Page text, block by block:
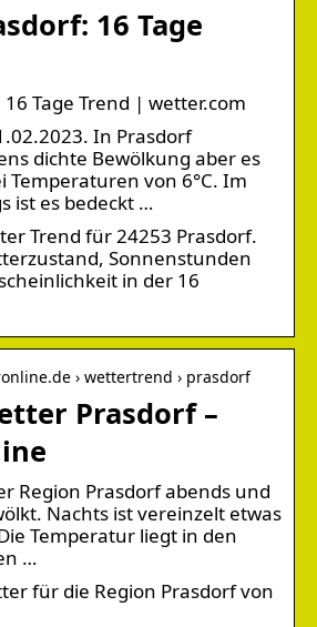
16 Tage
Tage Trend | wetter.com
In Prasdorf
dichte Bewölkung aber es
Temperaturen von 6°C. Im
ist es bedeckt …
Trend für 24253 Prasdorf.
Sonnenstunden
in der 16
› wettertrend › prasdorf
Prasdorf –
Region Prasdorf abends und
Nachts ist vereinzelt etwas
Temperatur liegt in den
…
für die Region Prasdorf von